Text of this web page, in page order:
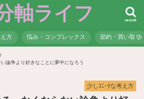
軸ライフ search
方 悩み・コンプレックス 節約・買い取り
論争より好きなことに夢中になろう
少しﾕﾆｰｸな考え方